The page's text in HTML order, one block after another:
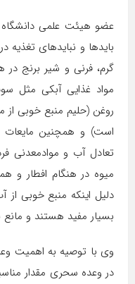
عضو هیئت علمی دانشگاه
بایدها و نبایدهای
گرم، فرنی و شیر برنج در
مواد غذایی آبکی مثل
روغن (حلیم منبع خوبی از
است) و همچنین
تعادل آب و موادمعدنی
میوه در هنگام افطار و
دلیل اینکه منبع خوبی
بسیار مفید هستند و
وی با توصیه به اهمیت
در وعده سحری مقدار